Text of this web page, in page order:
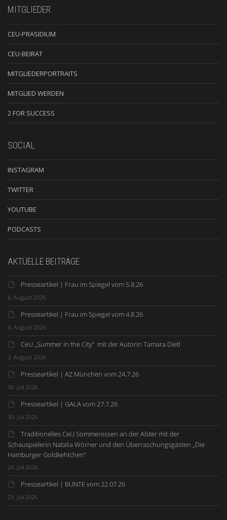
MITGLIEDER
CEU-PRÄSIDIUM
CEU-BEIRAT
MITGLIEDERPORTRAITS
MITGLIED WERDEN
2 FOR SUCCESS
SOCIAL
INSTAGRAM
TWITTER
YOUTUBE
PODCASTS
AKTUELLE BEITRÄGE
Presseartikel | Frau im Spiegel vom 5.8.26
6. August 2026
Presseartikel | Frau im Spiegel vom 4.8.26
4. August 2026
CeU „Summer in the City“ mit der Autorin Tamara Dietl
3. August 2026
Presseartikel | AZ München vom 24.7.26
30. Juli 2026
Presseartikel | GALA vom 27.7.26
30. Juli 2026
Traditionelles CeU Sommeressen an der Alster mit der
Schauspielerin Natalia Wörner und den Überraschungsgästen „Die
Hamburger Goldkehlchen“
24. Juli 2026
Presseartikel | BUNTE vom 22.07.26
23. Juli 2026